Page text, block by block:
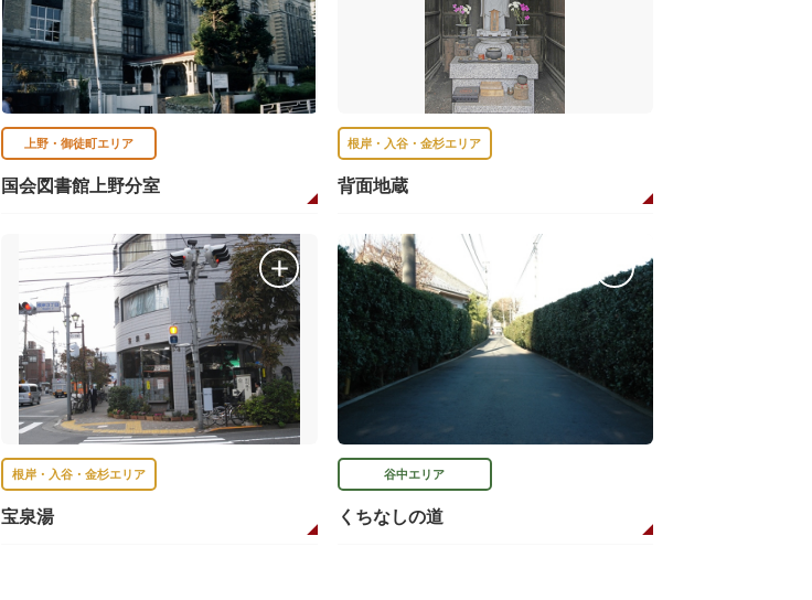
上野・御徒町エリア
国会図書館上野分室
根岸・入谷・金杉エリア
背面地蔵
根岸・入谷・金杉エリア
宝泉湯
谷中エリア
くちなしの道